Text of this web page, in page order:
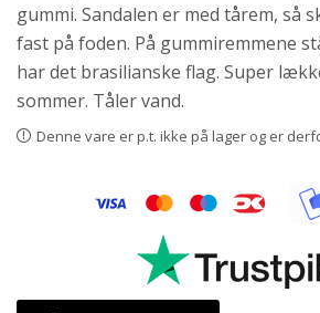
gummi. Sandalen er med tårem, så
fast på foden. På gummiremmene
har det brasilianske flag. Super
sommer. Tåler vand.
Denne vare er p.t. ikke på lager og er